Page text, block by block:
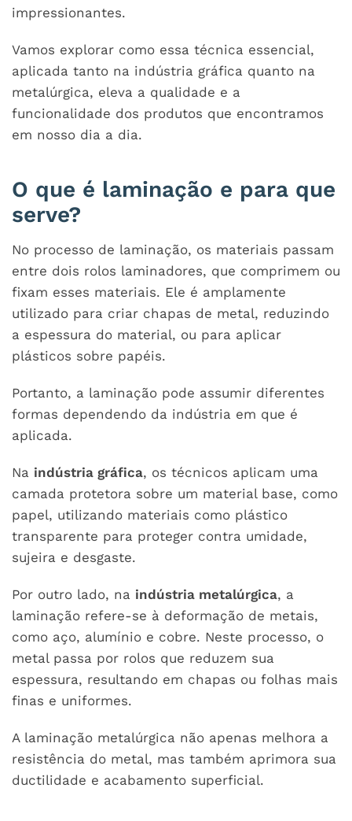
impressionantes.
Vamos explorar como essa técnica essencial,
aplicada tanto na indústria gráfica quanto na
metalúrgica, eleva a qualidade e a
funcionalidade dos produtos que encontramos
em nosso dia a dia.
O que é laminação e para que
serve?
No processo de laminação, os materiais passam
entre dois rolos laminadores, que comprimem ou
fixam esses materiais. Ele é amplamente
utilizado para criar chapas de metal, reduzindo
a espessura do material, ou para aplicar
plásticos sobre papéis.
Portanto, a laminação pode assumir diferentes
formas dependendo da indústria em que é
aplicada.
Na indústria gráfica, os técnicos aplicam uma
camada protetora sobre um material base, como
papel, utilizando materiais como plástico
transparente para proteger contra umidade,
sujeira e desgaste.
Por outro lado, na indústria metalúrgica, a
laminação refere-se à deformação de metais,
como aço, alumínio e cobre. Neste processo, o
metal passa por rolos que reduzem sua
espessura, resultando em chapas ou folhas mais
finas e uniformes.
A laminação metalúrgica não apenas melhora a
resistência do metal, mas também aprimora sua
ductilidade e acabamento superficial.